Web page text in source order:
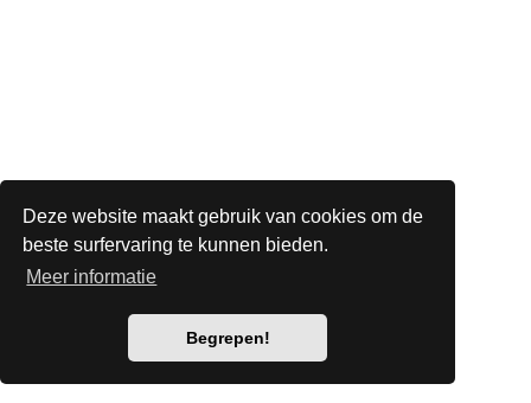
Deze website maakt gebruik van cookies om de
beste surfervaring te kunnen bieden.
Meer informatie
Begrepen!